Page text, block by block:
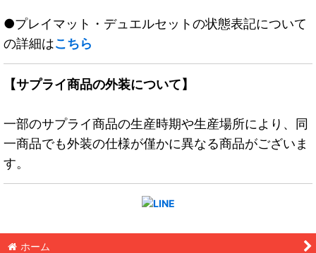
●プレイマット・デュエルセットの状態表記について
の詳細はこちら
【サプライ商品の外装について】
一部のサプライ商品の生産時期や生産場所により、同
一商品でも外装の仕様が僅かに異なる商品がございま
す。
ホーム